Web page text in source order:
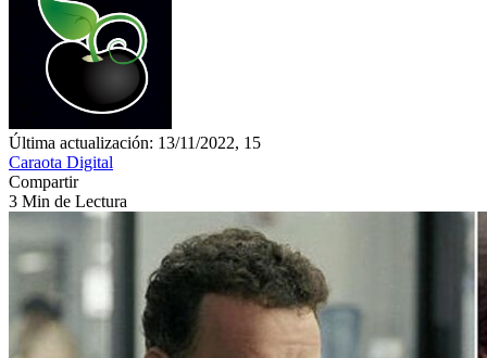
Última actualización: 13/11/2022, 15
Caraota Digital
Compartir
3 Min de Lectura